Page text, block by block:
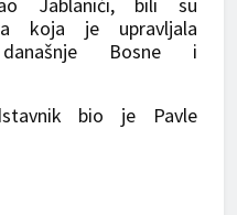
Jablanići, bili su
koja je upravljala
Bosne i
bio je Pavle